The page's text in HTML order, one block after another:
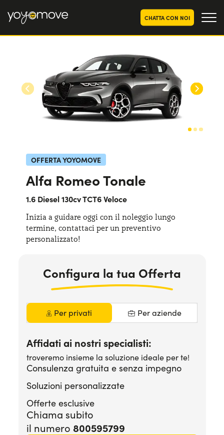
CHATTA CON NOI
OFFERTE NOLEGGIOLUNGO TERMINE
Privati
Aziende e P.IVA
OFFERTE NOLEGGIO
AUTO USATE
CHI SIAMO
Lavora con noi
PERCHÉ CONVIENE
SCEGLI UN PAESE
Serve assistenza?
OFFERTA YOYOMOVE
Alfa Romeo Tonale
1.6 Diesel 130cv TCT6 Veloce
Inizia a guidare oggi con il noleggio lungo
termine, contattaci per un preventivo
personalizzato!
Configura la tua Offerta
Per privati Per aziende
Affidati ai nostri specialisti:
troveremo insieme la soluzione ideale per te!
Consulenza gratuita e senza impegno
Soluzioni personalizzate
Offerte esclusive
Chiama subito
il numero 800595799